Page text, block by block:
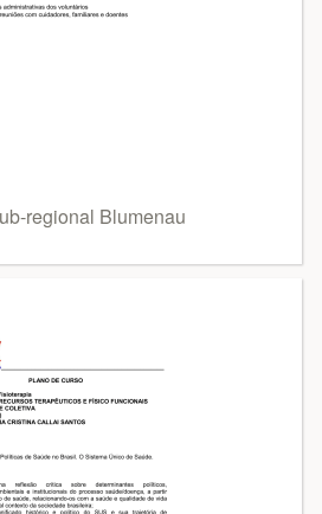
regional Blumenau